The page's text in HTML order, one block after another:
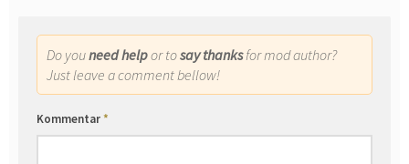
Do youneed helpor tosay thanksfor mod author?
Just leave a comment bellow!
Kommentar*